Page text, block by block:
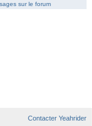
sur le forum
Contacter Yeahrider